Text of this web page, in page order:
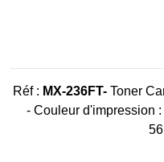
Réf : MX-236FT-Toner
- Couleur d'impression